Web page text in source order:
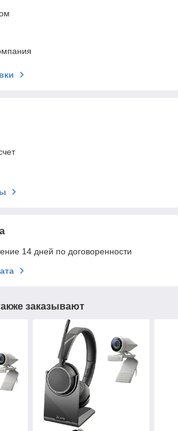
14 дней по договоренности
заказывают